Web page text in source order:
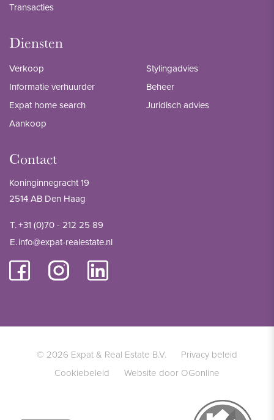
Transacties
Diensten
Verkoop
Informatie verhuurder
Expat home search
Aankoop
Stylingadvies
Beheer
Juridisch advies
Contact
Koninginnegracht 19
2514 AB Den Haag
T.+31 (0)70 - 212 25 89
E.info@expat-realestate.nl
© 2026 Expat & Real Estate B.V.
Privacy beleid
Cookiebeleid
Website door OGonline